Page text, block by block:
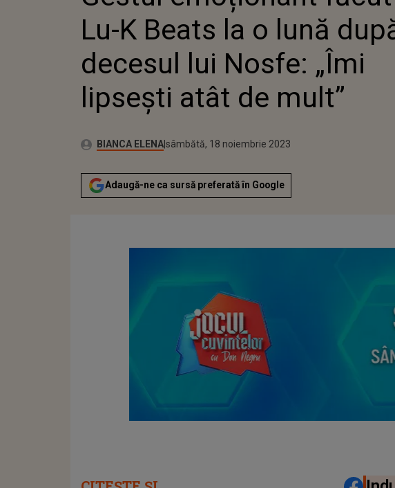
LIPSEȘTI ATÂT DE MULT”
Lu-K Beats la o lună
decesul lui Nosfe: „Îmi
lipsești atât de mult”
Autor:BIANCA ELENAPublicat:
vineri, 18 noiembrie 2022
Actualizat:
sâmbătă, 18 noiembrie 2023
Adaugă-ne ca sursă preferată în Google